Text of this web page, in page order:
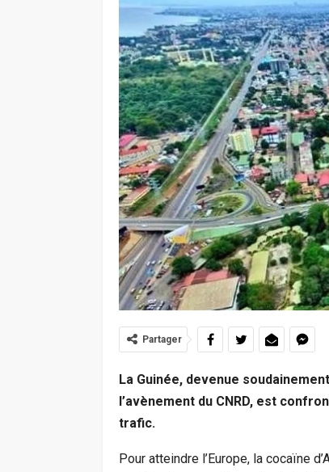
Partager
La Guinée, devenue
l’avènement du CNRD, est
trafic.
Pour atteindre l’Europe, la cocaïne